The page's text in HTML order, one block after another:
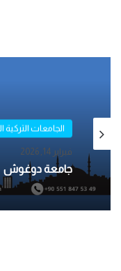
الجامعات التركية
فبراير 14, 2026
الجامعات التركية
فبراير 13, 2026
جامعة